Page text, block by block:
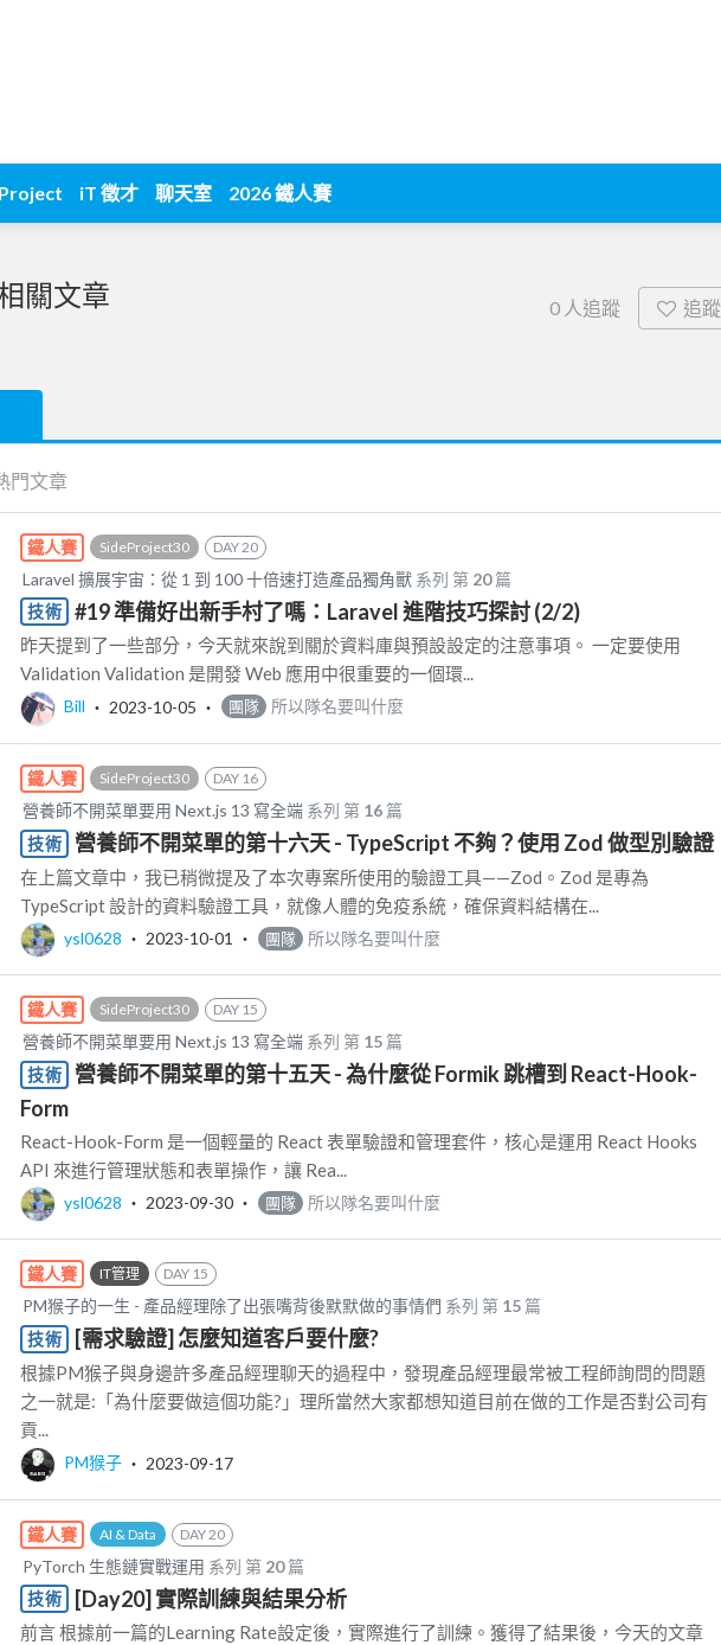
iT 徵才 聊天室 2026 鐵人賽
關文章 0 人追蹤 追蹤
門文章
鐵人賽 SideProject30 DAY 20
Laravel 擴展宇宙：從 1 到 100 十倍速打造產品獨角獸 系列 第 20篇
技術
#19 準備好出新手村了嗎：Laravel 進階技巧探討 (2/2)
昨天提到了一些部分，今天就來說到關於資料庫與預設設定的注意事項。 一定要使用
Validation Validation 是開發 Web 應用中很重要的一個環...
Bill ‧ 2023-10-05 ‧ 團隊 所以隊名要叫什麼
鐵人賽 SideProject30 DAY 16
營養師不開菜單要用 Next.js 13 寫全端 系列 第 16 篇
技術
營養師不開菜單的第十六天 - TypeScript 不夠？使用 Zod 做型別驗證
在上篇文章中，我已稍微提及了本次專案所使用的驗證工具——Zod。Zod 是專為
TypeScript 設計的資料驗證工具，就像人體的免疫系統，確保資料結構在...
ysl0628 ‧ 2023-10-01 ‧ 團隊 所以隊名要叫什麼
鐵人賽 SideProject30 DAY 15
營養師不開菜單要用 Next.js 13 寫全端 系列 第 15 篇
技術
營養師不開菜單的第十五天 - 為什麼從 Formik 跳槽到 React-Hook-
Form
React-Hook-Form 是一個輕量的 React 表單驗證和管理套件，核心是運用 React Hooks
API 來進行管理狀態和表單操作，讓 Rea...
ysl0628 ‧ 2023-09-30 ‧ 團隊 所以隊名要叫什麼
鐵人賽 IT管理 DAY 15
PM猴子的一生 - 產品經理除了出張嘴背後默默做的事情們 系列 第 15 篇
技術
[需求驗證] 怎麼知道客戶要什麼?
根據PM猴子與身邊許多產品經理聊天的過程中，發現產品經理最常被工程師詢問的問題
之一就是:「為什麼要做這個功能?」理所當然大家都想知道目前在做的工作是否對公司有
貢...
PM猴子 ‧ 2023-09-17
鐵人賽 AI & Data DAY 20
PyTorch 生態鏈實戰運用 系列 第 20篇
技術
[Day20] 實際訓練與結果分析
前言 根據前一篇的Learning Rate設定後，實際進行了訓練。獲得了結果後，今天的文章